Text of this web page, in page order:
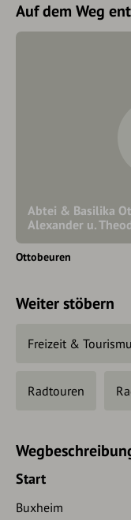
Auf dem Weg
Abtei & Basilika
Alexander u.
Ottobeuren
Weiter stöbern
Freizeit &
Radtouren
Start
Buxheim